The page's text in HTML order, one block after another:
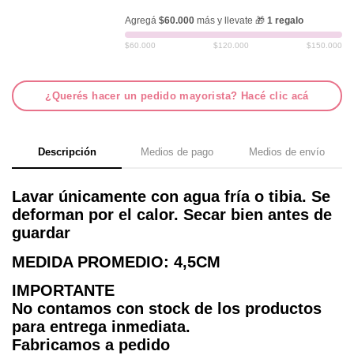
Agregá $60.000más y llevate 🎁 1 regalo
$60.000 $120.000 $150.000
¿Querés hacer un pedido mayorista? Hacé clic acá
Descripción Medios de pago Medios de envío
Lavar únicamente con agua fría o tibia. Se
deforman por el calor. Secar bien antes de
guardar
MEDIDA PROMEDIO: 4,5CM
IMPORTANTE
No contamos con stock de los productos
para entrega inmediata.
Fabricamos a pedido